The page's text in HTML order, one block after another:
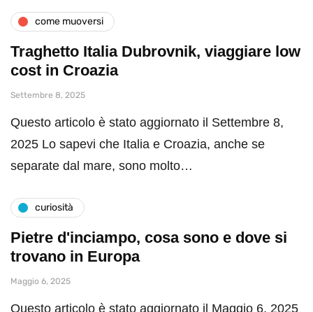
come muoversi
Traghetto Italia Dubrovnik, viaggiare low
cost in Croazia
Settembre 8, 2025
Questo articolo è stato aggiornato il Settembre 8,
2025 Lo sapevi che Italia e Croazia, anche se
separate dal mare, sono molto…
curiosità
Pietre d'inciampo, cosa sono e dove si
trovano in Europa
Maggio 6, 2025
Questo articolo è stato aggiornato il Maggio 6, 2025